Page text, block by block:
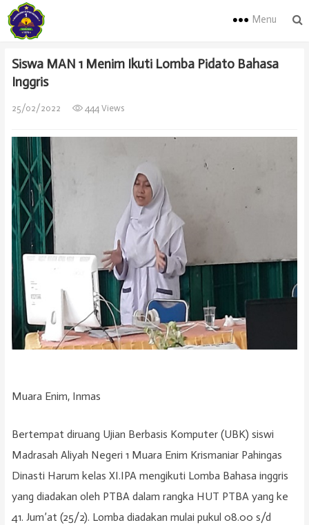
Menu
Siswa MAN 1 Menim Ikuti Lomba Pidato Bahasa
Inggris
25/02/2022 444 Views
Muara Enim, Inmas
Bertempat diruang Ujian Berbasis Komputer (UBK) siswi
Madrasah Aliyah Negeri 1 Muara Enim Krismaniar Pahingas
Dinasti Harum kelas XI.IPA mengikuti Lomba Bahasa inggris
yang diadakan oleh PTBA dalam rangka HUT PTBA yang ke
41. Jum’at (25/2). Lomba diadakan mulai pukul 08.00 s/d